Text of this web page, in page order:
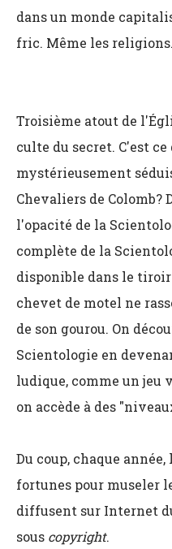
dans un monde
fric. Même les religions.
Troisième atout de
culte du secret. C'est
mystérieusement
Chevaliers de Colomb?
l'opacité de la
complète de la
disponible dans le tiroir
chevet de motel ne
de son gourou. On
Scientologie en
ludique, comme un jeu
on accède à des
Du coup, chaque
fortunes pour museler
diffusent sur Internet
sous copyright.